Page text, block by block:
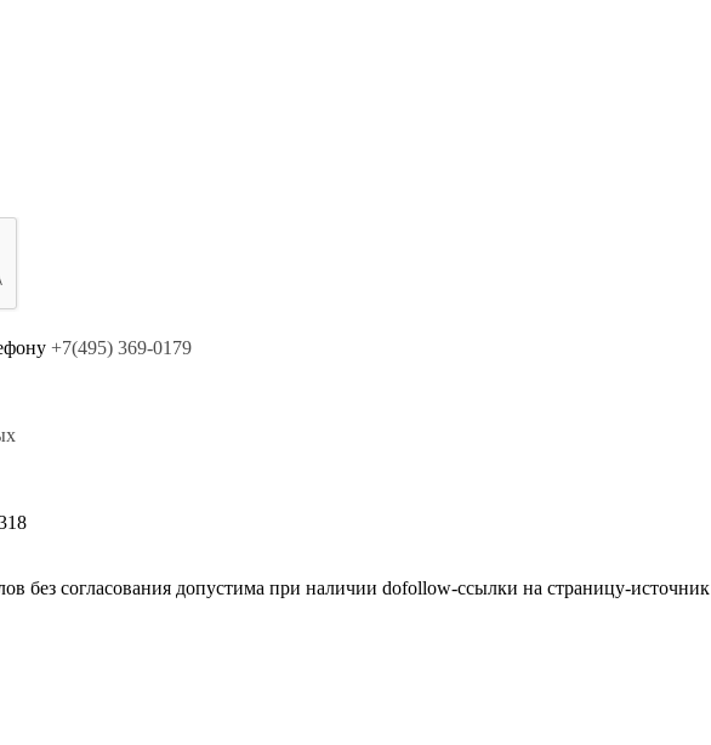
+7(495) 369-0179
без согласования допустима при наличии dofollow-ссылки на страницу-источник